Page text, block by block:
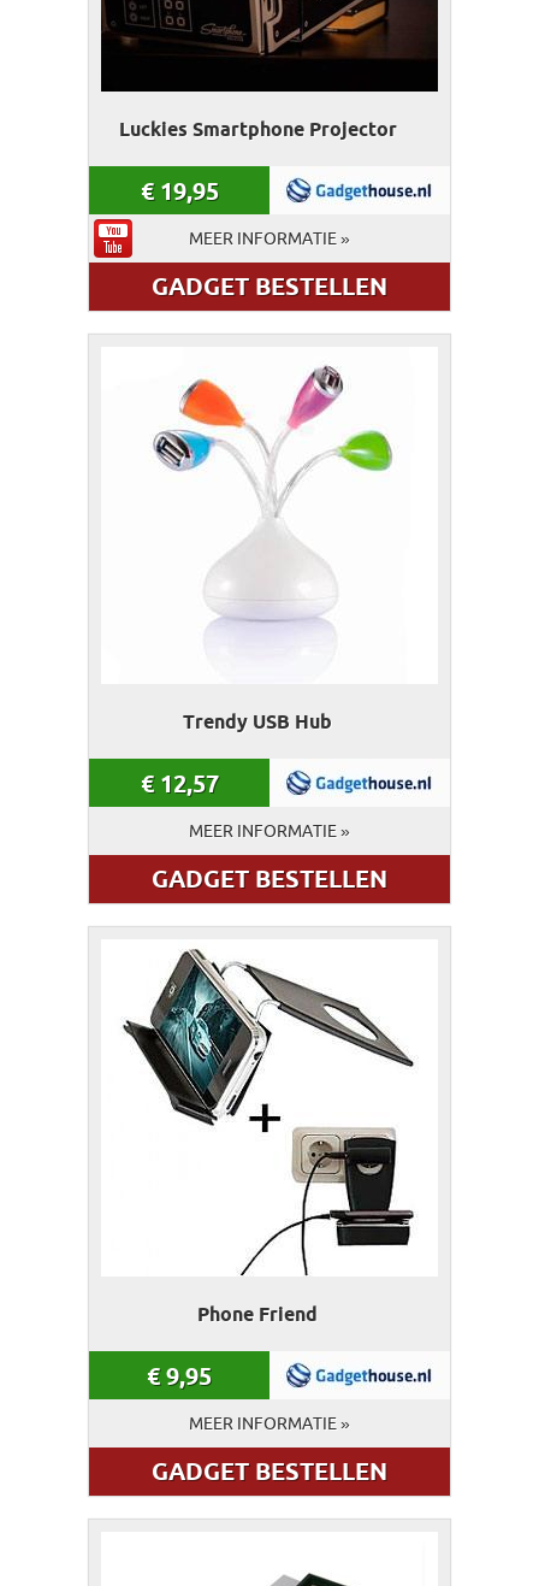
Luckies Smartphone Projector
€ 19,95
MEER INFORMATIE »
GADGET BESTELLEN
Trendy USB Hub
€ 12,57
MEER INFORMATIE »
GADGET BESTELLEN
Phone Friend
€9,95
MEER INFORMATIE »
GADGET BESTELLEN